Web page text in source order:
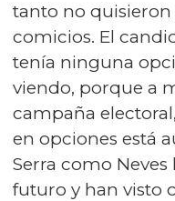
tanto no
comicios. El
tenía ninguna
viendo, porque a
campaña
en opciones está
Serra como
futuro y han visto